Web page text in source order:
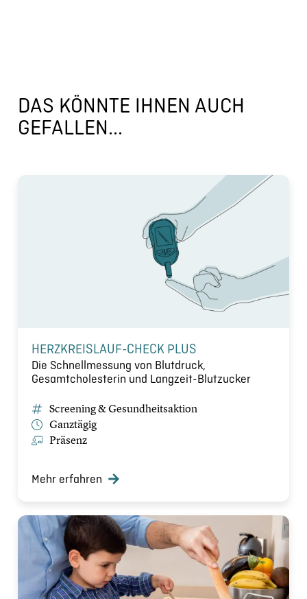
DAS KÖNNTE IHNEN AUCH
GEFALLEN...
HERZKREISLAUF-CHECK PLUS
Die Schnellmessung von Blutdruck,
Gesamtcholesterin und Langzeit-Blutzucker
Screening & Gesundheitsaktion
Ganztägig
Präsenz
Mehr erfahren